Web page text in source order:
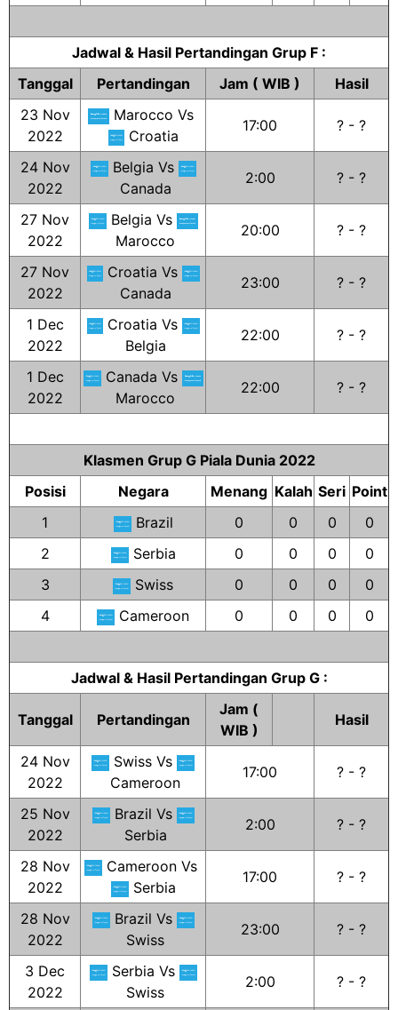
Jadwal & Hasil Pertandingan Grup F :
Tanggal
Pertandingan Jam ( WIB )
Hasil
23 Nov
2022
Marocco Vs
Croatia
17:00 ? - ?
24 Nov
2022
Belgia Vs
Canada
2:00 ? - ?
27 Nov
2022
Belgia Vs
Marocco
20:00 ? - ?
27 Nov
2022
Croatia Vs
Canada
23:00 ? - ?
1 Dec
2022
Croatia Vs
Belgia
22:00 ? - ?
1 Dec
2022
Canada Vs
Marocco
22:00 ? - ?
Klasmen Grup G Piala Dunia 2022
Posisi
Negara Menang Kalah Seri Point
1
Brazil 0 0 0
0
2
Serbia 0 0 0
0
3
Swiss 0 0 0
0
4
Cameroon 0 0 0 0
Jadwal & Hasil Pertandingan Grup G :
Tanggal Pertandingan
Jam (
WIB )
Hasil
24 Nov
2022
Swiss Vs
Cameroon
17:00 ? - ?
25 Nov
2022
Brazil Vs
Serbia
2:00 ? - ?
28 Nov
2022
Cameroon Vs
Serbia
17:00 ? - ?
28 Nov
2022
Brazil Vs
Swiss
23:00 ? - ?
3 Dec
2022
Serbia Vs
Swiss
2:00 ? - ?